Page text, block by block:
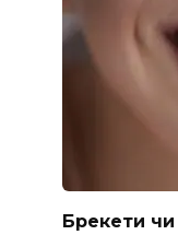
Брекети